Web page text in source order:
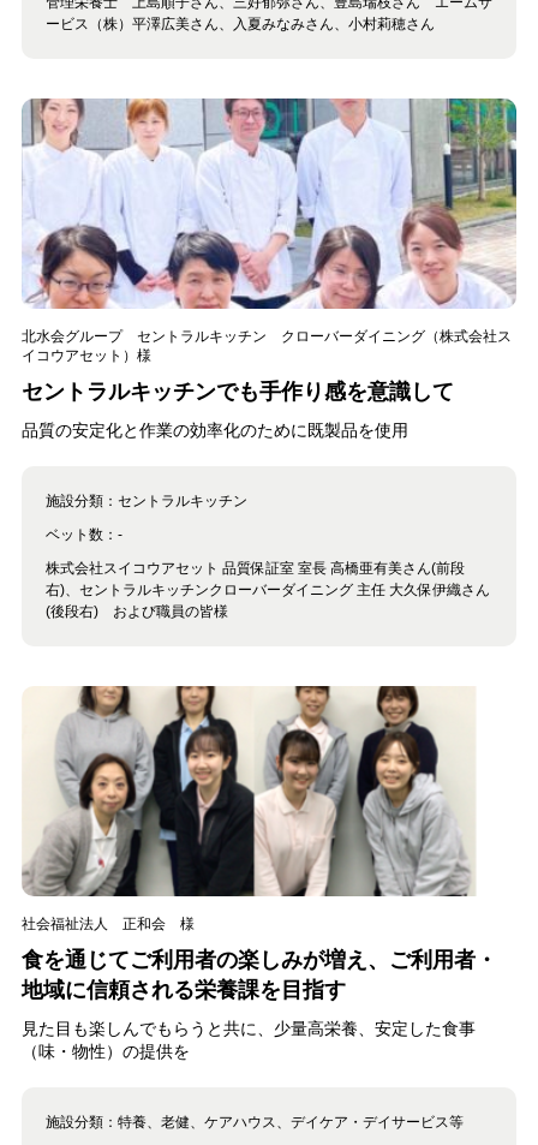
ービス（株）平澤広美さん、入夏みなみさん、小村莉穂さん
北水会グループ セントラルキッチン クローバーダイニング（株式会社ス
イコウアセット）様
セントラルキッチンでも手作り感を意識して
品質の安定化と作業の効率化のために既製品を使用
施設分類： セントラルキッチン
ベット数： -
株式会社スイコウアセット 品質保証室 室長 高橋亜有美さん(前段
右)、セントラルキッチンクローバーダイニング 主任 大久保伊織さん
(後段右) および職員の皆様
社会福祉法人 正和会 様
食を通じてご利用者の楽しみが増え、ご利用者・
地域に信頼される栄養課を目指す
見た目も楽しんでもらうと共に、少量高栄養、安定した食事
（味・物性）の提供を
施設分類： 特養、老健、ケアハウス、デイケア・デイサービス等